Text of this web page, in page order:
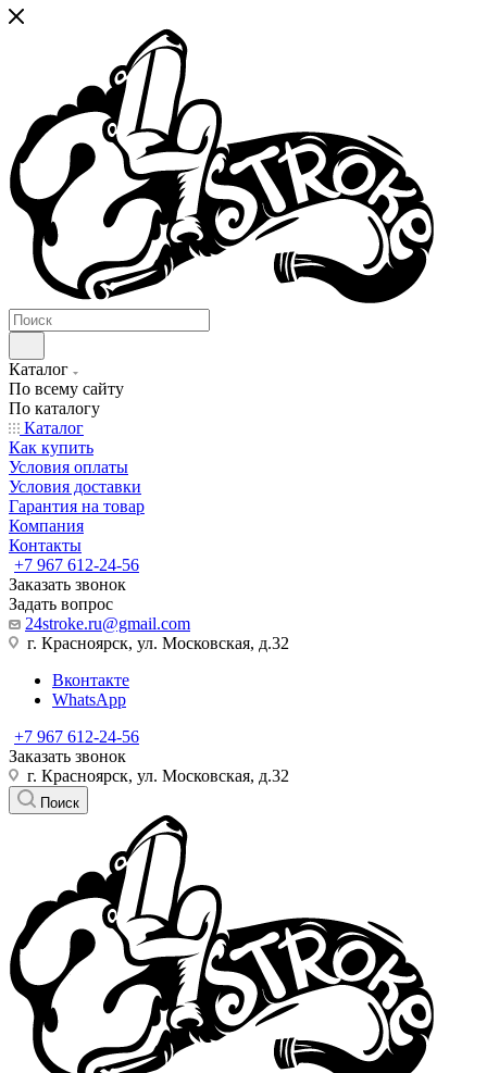
Каталог
По всему сайту
По каталогу
Каталог
Как купить
Условия оплаты
Условия доставки
Гарантия на товар
Компания
Контакты
+7 967 612-24-56
Заказать звонок
Задать вопрос
24stroke.ru@gmail.com
г. Красноярск, ул. Московская, д.32
Вконтакте
WhatsApp
+7 967 612-24-56
Заказать звонок
г. Красноярск, ул. Московская, д.32
Поиск